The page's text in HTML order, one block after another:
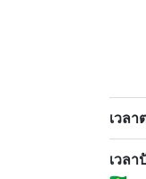
เวล
เวล